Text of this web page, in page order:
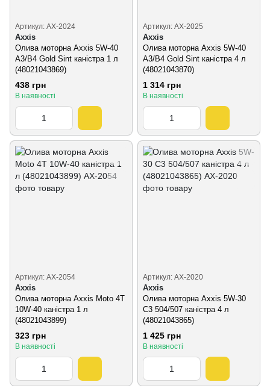
Артикул: AX-2024
Axxis
Олива моторна Axxis 5W-40
A3/B4 Gold Sint каністра 1 л
(48021043869)
438 грн
В наявності
Артикул: AX-2025
Axxis
Олива моторна Axxis 5W-40
A3/B4 Gold Sint каністра 4 л
(48021043870)
1 314 грн
В наявності
Артикул: AX-2054
Axxis
Олива моторна Axxis Moto 4T
10W-40 каністра 1 л
(48021043899)
323 грн
В наявності
Артикул: AX-2020
Axxis
Олива моторна Axxis 5W-30
C3 504/507 каністра 4 л
(48021043865)
1 425 грн
В наявності